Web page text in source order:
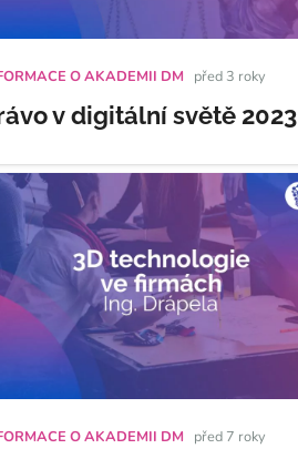
O AKADEMII DM před 3 roky
v digitální světě 2023
O AKADEMII DM před 7 roky